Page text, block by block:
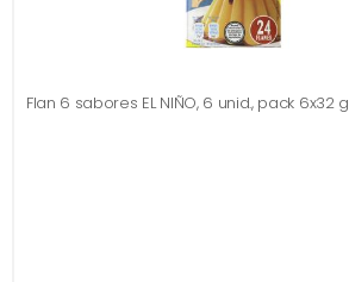
Flan 6 sabores EL NIÑO, 6 unid., pack 6x32 g